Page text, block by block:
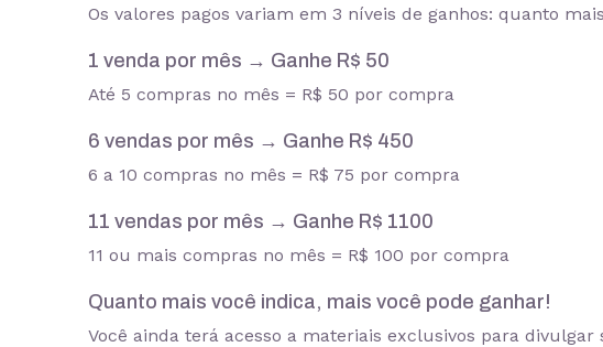
Os valores pagos variam em 3 níveis de ganhos: quanto
1 venda por mês → Ganhe R$ 50
Até 5 compras no mês = R$ 50 por compra
6 vendas por mês → Ganhe R$ 450
6 a 10 compras no mês = R$ 75 por compra
11 vendas por mês → Ganhe R$ 1100
11 ou mais compras no mês = R$ 100 por compra
Quanto mais você indica, mais você pode ganhar!
Você ainda terá acesso a materiais exclusivos para